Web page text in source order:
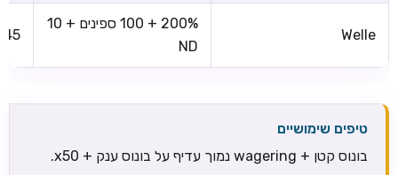
Welle
200% + 100 ספינים + 10
ND
טיפים שימושיים
בונוס קטן + wagering נמוך עדיף על בונוס ענק + x50.